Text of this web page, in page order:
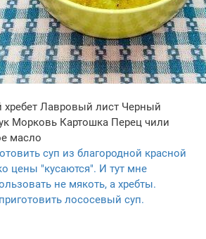
Лавровый лист Черный
Морковь Картошка Перец чили
масло
суп из благородной красной
цены "кусаются". И тут мне
не мякоть, а хребты.
лососевый суп.